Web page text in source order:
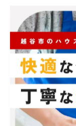
< 前のページ